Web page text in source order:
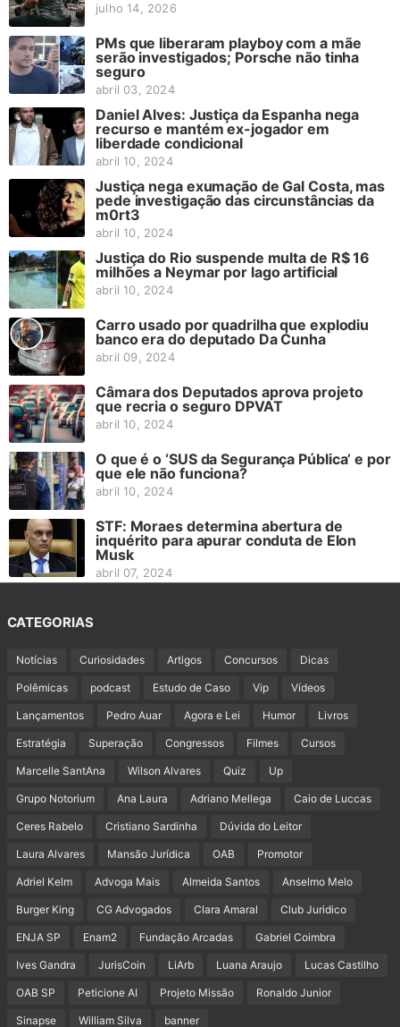
julho 14, 2026
PMs que liberaram playboy com a mãe
serão investigados; Porsche não tinha
seguro
abril 03, 2024
Daniel Alves: Justiça da Espanha nega
recurso e mantém ex-jogador em
liberdade condicional
abril 10, 2024
Justiça nega exumação de Gal Costa, mas
pede investigação das circunstâncias da
m0rt3
abril 10, 2024
Justiça do Rio suspende multa de R$ 16
milhões a Neymar por lago artificial
abril 10, 2024
Carro usado por quadrilha que explodiu
banco era do deputado Da Cunha
abril 09, 2024
Câmara dos Deputados aprova projeto
que recria o seguro DPVAT
abril 10, 2024
O que é o ‘SUS da Segurança Pública’ e por
que ele não funciona?
abril 10, 2024
STF: Moraes determina abertura de
inquérito para apurar conduta de Elon
Musk
abril 07, 2024
CATEGORIAS
Notícias Curiosidades Artigos Concursos Dicas
Polêmicas podcast Estudo de Caso Vip Vídeos
Lançamentos Pedro Auar Agora e Lei Humor Livros
Estratégia Superação Congressos Filmes Cursos
Marcelle SantAna Wilson Alvares Quiz Up
Grupo Notorium Ana Laura Adriano Mellega Caio de Luccas
Ceres Rabelo Cristiano Sardinha Dúvida do Leitor
Laura Alvares Mansão Jurídica OAB Promotor
Adriel Kelm Advoga Mais Almeida Santos Anselmo Melo
Burger King CG Advogados Clara Amaral Club Juridico
ENJA SP Enam2 Fundação Arcadas Gabriel Coimbra
Ives Gandra JurisCoin LiArb Luana Araujo Lucas Castilho
OAB SP Peticione AI Projeto Missão Ronaldo Junior
Sinapse William Silva banner